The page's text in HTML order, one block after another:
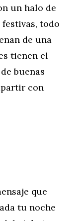
un halo de
todo
de una
tienen el
buenas
con
que
tu noche